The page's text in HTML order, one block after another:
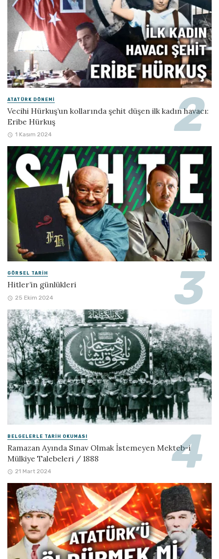
ATATÜRK DÖNEMI
Vecihi Hürkuş’un kollarında şehit düşen ilk kadın havacı:
Eribe Hürkuş
1 Kasım 2024
GÖRSEL TARIH
Hitler’in günlükleri
25 Ekim 2024
BELGELERLE TARIH OKUMASI
Ramazan Ayında Sınav Olmak İstemeyen Mekteb-i
Mülkiye Talebeleri / 1888
21 Mart 2024